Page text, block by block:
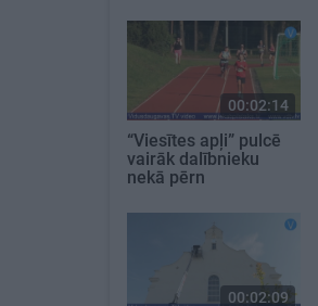
00:02:14
“Viesītes apļi” pulcē
vairāk dalībnieku
nekā pērn
00:02:09